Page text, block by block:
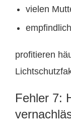
vielen
profitieren
Fehler 7: